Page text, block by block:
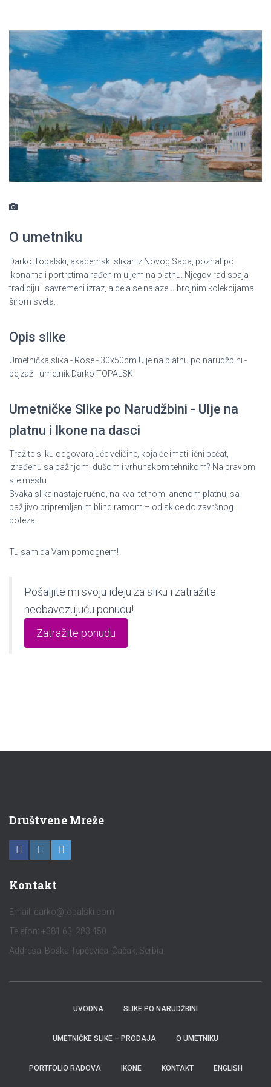
O umetniku
Darko Topalski, akademski slikar iz Novog Sada, poznat po
ikonama i portretima rađenim uljem na platnu. Njegov rad spaja
tradiciju i savremeni izraz, a dela se nalaze u brojnim kolekcijama
širom sveta.
Opis slike
Umetnička slika - Rose - 30x50cm Ulje na platnu po narudžbini -
pejzaž - umetnik Darko TOPALSKI
Umetničke Slike po Narudžbini - Ulje na
platnu i Ikone na dasci
Tražite sliku odgovarajuće veličine, koja će imati lični pečat,
izrađenu sa pažnjom, dušom i vrhunskom tehnikom? Na pravom
ste mestu.
Svaka slika nastaje ručno, na kvalitetnom lanenom platnu, sa
pažljivo pripremljenim blind ramom – od skice do završnog
poteza.
Tu sam da Vam pomognem!
Pošaljite mi svoju ideju za sliku i zatražite
neobavezujuću ponudu!
Zatražite ponudu
Društvene Mreže
Kontakt
Email: darko@topalski.com
Telefon: +381 63 283 450
Addresa: Boška Tepčevića, Čačak, Serbia
UVODNA SLIKE PO NARUDŽBINI
UMETNIČKE SLIKE – PRODAJA O UMETNIKU
PORTFOLIO RADOVA IKONE KONTAKT ENGLISH